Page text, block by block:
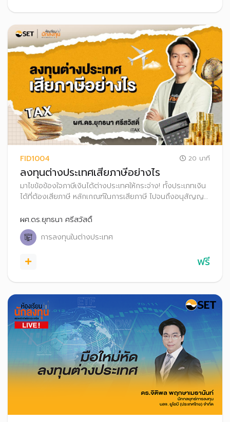
FID1004 20 นาที
ลงทุนต่างประเทศเสียภาษีอย่างไร
มาไขข้อข้องใจภาษีเงินได้ต่างประเทศให้กระจ่าง! ทั้งประเภทเงิน
ได้ที่ต้องเสียภาษี หลักเกณฑ์ในการเสียภาษี ไปจนถึงอนุสัญญา
ต้อง จะได้ลงทุนได้อย่างมั่นใจ ไม่ต้องกังวลเรื่องภาษีอีกต่อไป
ผศ.ดร.ยุทธนา ศรีสวัสดิ์
การลงทุนในต่างประเทศ
ฟรี